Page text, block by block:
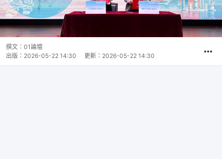
撰文： 01論壇
出版： 2026-05-22 14:30 更新： 2026-05-22 14:30